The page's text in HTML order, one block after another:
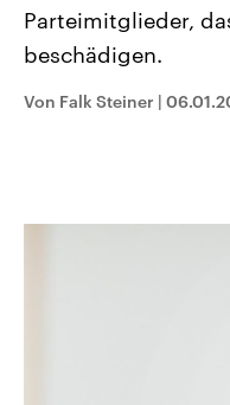
Umfragen, Prognosen,
Wahlprogramme, aktuelle
und Hintergründe zu den
Wahl.
Sendungen
Parteimitglieder,
beschädigen.
Von Falk Steiner |